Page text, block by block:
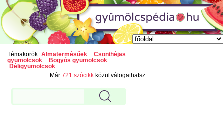
Témakörök: Almatermésűek
Csonthéjas
gyümölcsök
Bogyós gyümölcsök
Déligyümölcsök
Már721 szócikk közül válogathatsz.